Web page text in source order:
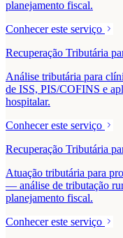
planejamento fiscal.
Conhecer este serviço
Recuperação Tributária
Análise tributária para
de ISS, PIS/COFINS e
hospitalar.
Conhecer este serviço
Recuperação Tributária
Atuação tributária para
— análise de tributação
planejamento fiscal.
Conhecer este serviço